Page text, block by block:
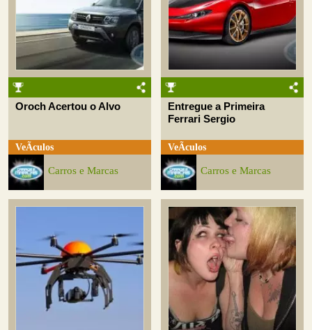
Oroch Acertou o Alvo
VeÃ­culos
Carros e Marcas
Entregue a Primeira
Ferrari Sergio
VeÃ­culos
Carros e Marcas